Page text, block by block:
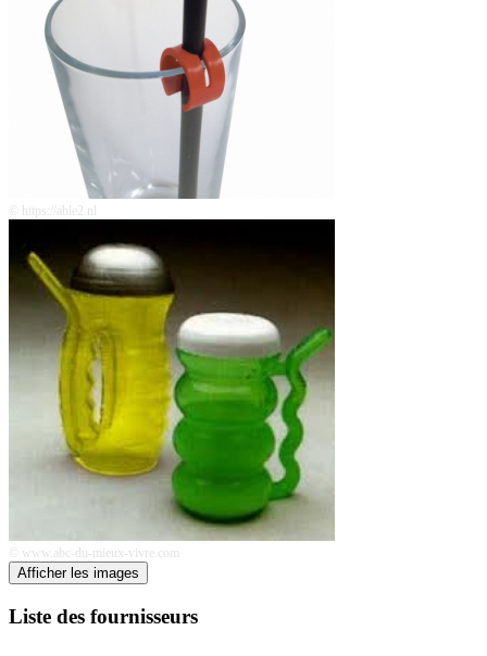
© https://able2.nl
© www.abc-du-mieux-vivre.com
Afficher les images
Liste des fournisseurs